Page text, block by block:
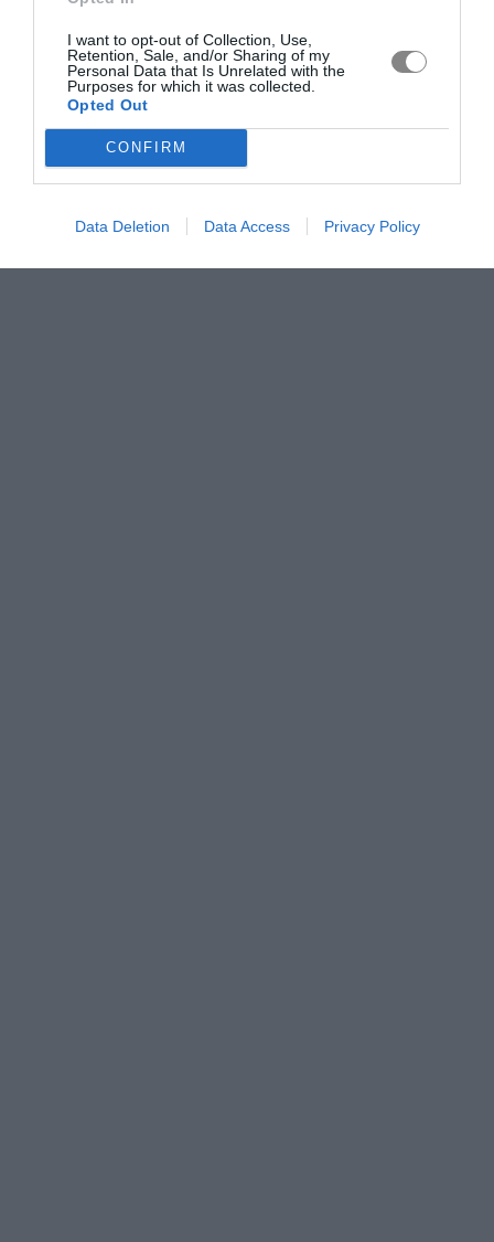
I want to opt-out of Collection, Use,
Retention, Sale, and/or Sharing of my
Personal Data that Is Unrelated with the
Purposes for which it was collected.
Opted Out
CONFIRM
Data Deletion Data Access Privacy Policy